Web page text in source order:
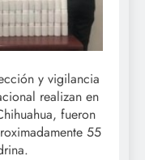
y vigilancia
realizan en
fueron
55